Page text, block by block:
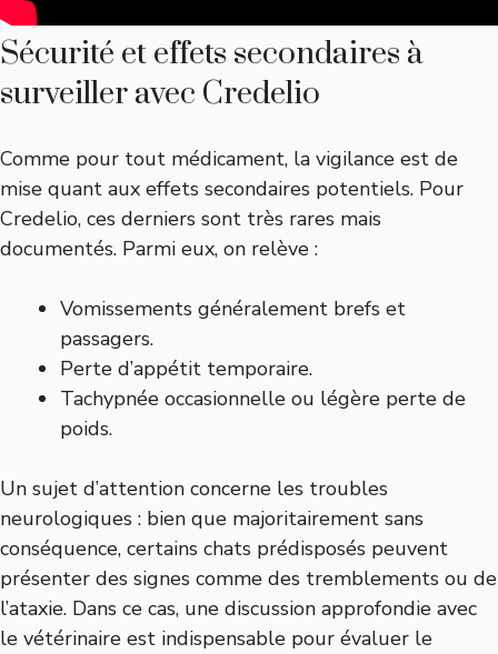
Sécurité et effets secondaires à
surveiller avec Credelio
Comme pour tout médicament, la vigilance est de
mise quant aux effets secondaires potentiels. Pour
Credelio, ces derniers sont très rares mais
documentés. Parmi eux, on relève :
Vomissements généralement brefs et
passagers.
Perte d’appétit temporaire.
Tachypnée occasionnelle ou légère perte de
poids.
Un sujet d’attention concerne les troubles
neurologiques : bien que majoritairement sans
conséquence, certains chats prédisposés peuvent
présenter des signes comme des tremblements ou de
l’ataxie. Dans ce cas, une discussion approfondie avec
le vétérinaire est indispensable pour évaluer le